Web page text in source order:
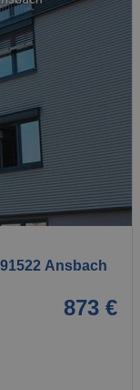
1 / 13
Ansbach
873 €